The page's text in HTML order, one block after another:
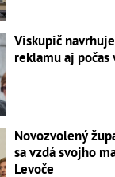
Viskupič
reklamu aj počas
Novozvolený
sa vzdá svojho
Levoče